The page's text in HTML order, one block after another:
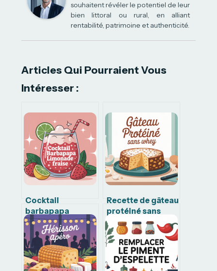
souhaitent révéler le potentiel de leur
bien littoral ou rural, en alliant
rentabilité, patrimoine et authenticité.
Articles Qui Pourraient Vous
Intéresser :
Cocktail
barbapapa
limonade fraise :
la recette
gourmande qui
fait sensation
Recette de gâteau
protéiné sans
whey facile et
vraiment
gourmand